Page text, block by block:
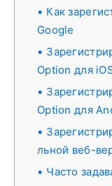
Как
Google
Option для
Option для
льной веб-
Часто